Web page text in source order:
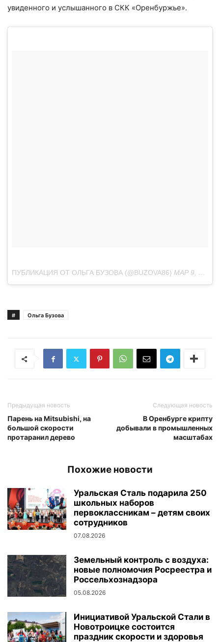
увиденного и услышанного в СКК «Оренбуржье».
ПУБЛИКАЦИЯ ОТ ОЛЬГА БУЗОВА (@BUZOVA86) МАР 9, 2018 В 11:04 PST
# Ольга Бузова
Предыдущая новость
Парень на Mitsubishi, на
большой скорости
протаранил дерево
Следующая новость
В Оренбурге крипту
добывали в промышленных
масштабах
Похожие новости
Уральская Сталь подарила 250
школьных наборов
первоклассникам – детям своих
сотрудников
07.08.2026
Земельный контроль с воздуха:
новые полномочия Росреестра и
Россельхознадзора
05.08.2026
Инициативой Уральской Стали в
Новотроицке состоится
праздник скорости и здоровья